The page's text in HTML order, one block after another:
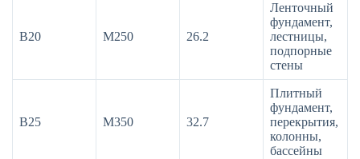
В20 М250 26.2
Ленточный
фундамент,
лестницы,
подпорные
стены
В25 М350 32.7
Плитный
фундамент,
перекрытия,
колонны,
бассейны